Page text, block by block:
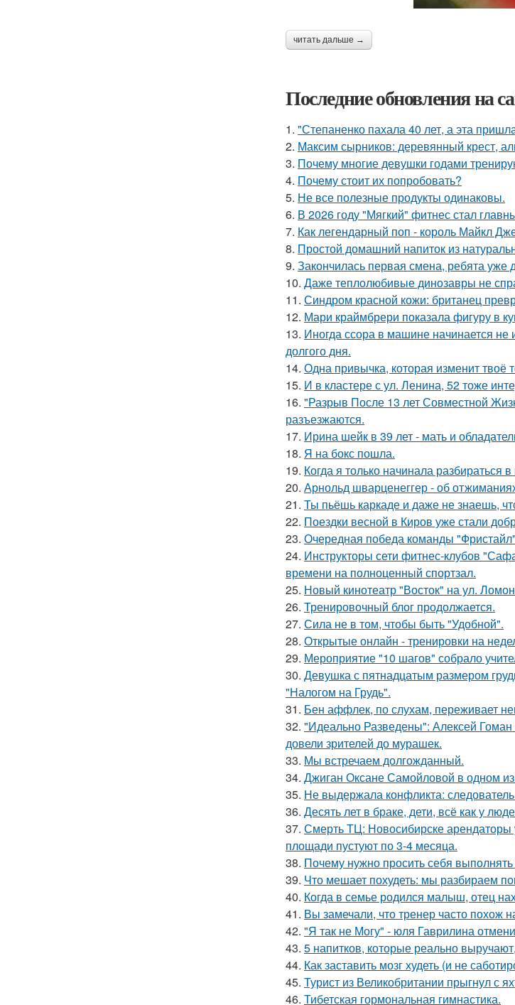
читать дальше →
Последние обновления на
1. "Степаненко пахала 40 лет, а эта
2. Максим сырников: деревянный крест,
3. Почему многие девушки годами
4. Почему стоит их попробовать?
5. Не все полезные продукты одинаковы.
6. В 2026 году "Мягкий" фитнес стал
7. Как легендарный поп - король Майкл
8. Простой домашний напиток из
9. Закончилась первая смена, ребята уже
10. Даже теплолюбивые динозавры не
11. Синдром красной кожи: британец
12. Мари краймбрери показала фигуру в
13. Иногда ссора в машине начинается не
долгого дня.
14. Одна привычка, которая изменит твоё
15. И в кластере с ул. Ленина, 52 тоже
16. "Разрыв После 13 лет Совместной
разъезжаются.
17. Ирина шейк в 39 лет - мать и
18. Я на бокс пошла.
19. Когда я только начинала разбираться
20. Арнольд шварценеггер - об
21. Ты пьёшь каркаде и даже не знаешь,
22. Поездки весной в Киров уже стали
23. Очередная победа команды
24. Инструкторы сети фитнес-клубов
времени на полноценный спортзал.
25. Новый кинотеатр "Восток" на ул.
26. Тренировочный блог продолжается.
27. Сила не в том, чтобы быть "Удобной".
28. Открытые онлайн - тренировки на
29. Мероприятие "10 шагов" собрало
30. Девушка с пятнадцатым размером
"Налогом на Грудь".
31. Бен аффлек, по слухам, переживает
32. "Идеально Разведены": Алексей
довели зрителей до мурашек.
33. Мы встречаем долгожданный.
34. Джиган Оксане Самойловой в одном
35. Не выдержала конфликта:
36. Десять лет в браке, дети, всё как у
37. Смерть ТЦ: Новосибирске арендаторы
площади пустуют по 3-4 месяца.
38. Почему нужно просить себя
39. Что мешает похудеть: мы разбираем
40. Когда в семье родился малыш, отец
41. Вы замечали, что тренер часто похож
42. "Я так не Могу" - юля Гаврилина
43. 5 напитков, которые реально
44. Как заставить мозг худеть (и не
45. Турист из Великобритании прыгнул с
46. Тибетская гормональная гимнастика.